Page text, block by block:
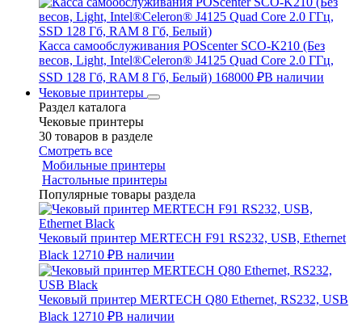
Касса самообслуживания POScenter SCO-K210 (Без
весов, Light, Intel®Celeron® J4125 Quad Core 2.0 ГГц,
SSD 128 Гб, RAM 8 Гб, Белый) 168000 ₽В наличии
Чековые принтеры
Раздел каталога
Чековые принтеры
30 товаров в разделе
Смотреть все
Мобильные принтеры
Настольные принтеры
Популярные товары раздела
Чековый принтер MERTECH F91 RS232, USB, Ethernet
Black 12710 ₽В наличии
Чековый принтер MERTECH Q80 Ethernet, RS232, USB
Black 12710 ₽В наличии